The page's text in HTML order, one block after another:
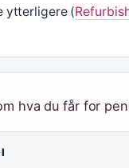
ytterligere (
hva du får for